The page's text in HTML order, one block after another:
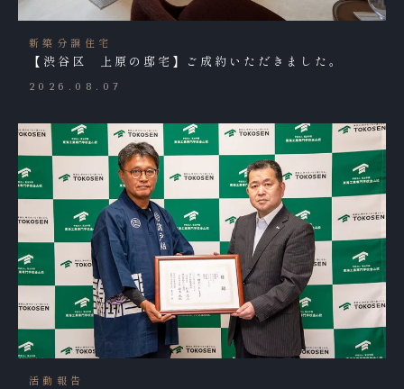
新築分譲住宅
【渋谷区 上原の邸宅】ご成約いただきました。
2026.08.07
活動報告